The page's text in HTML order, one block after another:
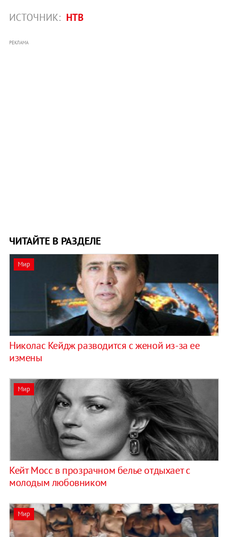
ИСТОЧНИК: НТВ
РЕКЛАМА
ЧИТАЙТЕ В РАЗДЕЛЕ
Мир
Николас Кейдж разводится с женой из-за ее
измены
Мир
Кейт Мосс в прозрачном белье отдыхает с
молодым любовником
Мир